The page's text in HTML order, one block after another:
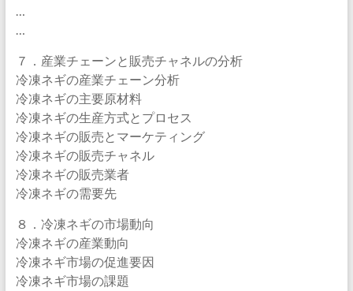
…
…
７．産業チェーンと販売チャネルの分析
冷凍ネギの産業チェーン分析
冷凍ネギの主要原材料
冷凍ネギの生産方式とプロセス
冷凍ネギの販売とマーケティング
冷凍ネギの販売チャネル
冷凍ネギの販売業者
冷凍ネギの需要先
８．冷凍ネギの市場動向
冷凍ネギの産業動向
冷凍ネギ市場の促進要因
冷凍ネギ市場の課題